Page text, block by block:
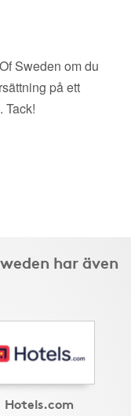
Sweden om du
på ett
Tack!
har även
Hotels.com